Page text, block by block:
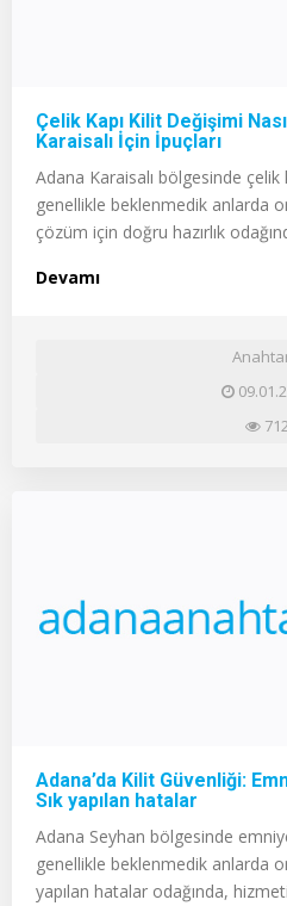
Çelik Kapı Kilit Değişimi
Karaisalı İçin İpuçları
Adana Karaisalı bölgesinde çelik
genellikle beklenmedik anlarda
çözüm için doğru hazırlık
Devamı
712
Adana’da Kilit Güvenliği:
Sık yapılan hatalar
Adana Seyhan bölgesinde
genellikle beklenmedik anlarda
yapılan hatalar odağında,